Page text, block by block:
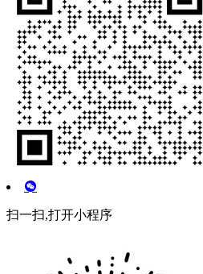
扫一扫,打开小程序